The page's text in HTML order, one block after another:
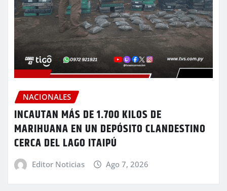
NACIONALES
INCAUTAN MÁS DE 1.700 KILOS DE
MARIHUANA EN UN DEPÓSITO CLANDESTINO
CERCA DEL LAGO ITAIPÚ
Editor Noticias Ago 7, 2026